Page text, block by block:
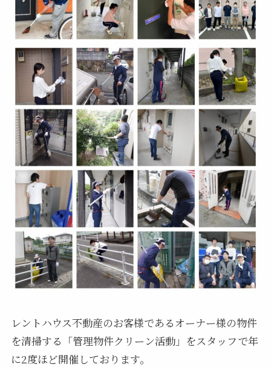
レントハウス不動産のお客様であるオーナー様の物件
を清掃する「管理物件クリーン活動」をスタッフで年
に2度ほど開催しております。